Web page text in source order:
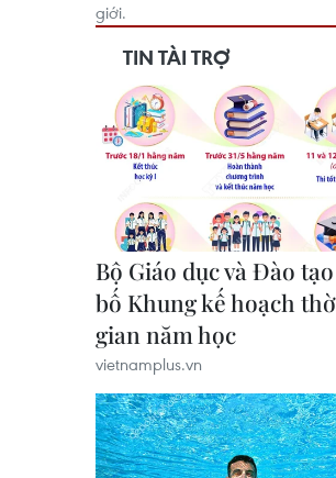
giới.